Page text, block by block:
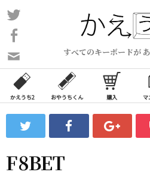
コ
ン
ン
ツ
ス
ッ
プ
すべてのキーボードが
い
合
わ
フ
ォ
ム
かえうち2 おやうちくん 購入 マ
F8BET